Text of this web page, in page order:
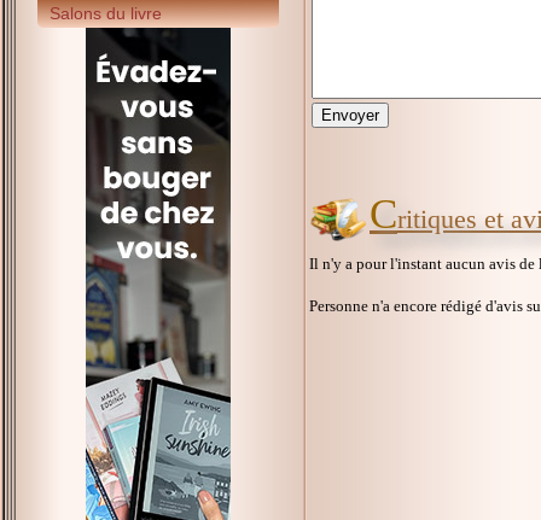
Salons du livre
Critiques et
Il n'y a pour l'instant aucun avis
Personne n'a encore rédigé d'avis